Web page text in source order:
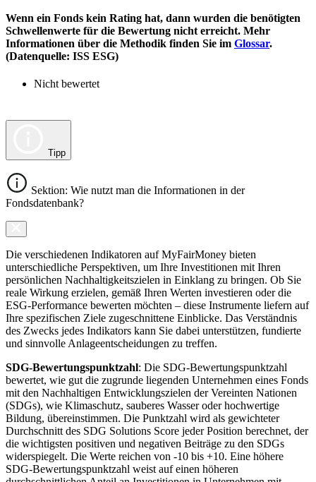
Wenn ein Fonds kein Rating hat, dann wurden die benötigten
Schwellenwerte für die Bewertung nicht erreicht. Mehr
Informationen über die Methodik finden Sie im Glossar.
(Datenquelle: ISS ESG)
Nicht bewertet
Tipp
Sektion: Wie nutzt man die Informationen in der
Fondsdatenbank?
Die verschiedenen Indikatoren auf MyFairMoney bieten
unterschiedliche Perspektiven, um Ihre Investitionen mit Ihren
persönlichen Nachhaltigkeitszielen in Einklang zu bringen. Ob Sie
reale Wirkung erzielen, gemäß Ihren Werten investieren oder die
ESG-Performance bewerten möchten – diese Instrumente liefern auf
Ihre spezifischen Ziele zugeschnittene Einblicke. Das Verständnis
des Zwecks jedes Indikators kann Sie dabei unterstützen, fundierte
und sinnvolle Anlageentscheidungen zu treffen.
SDG-Bewertungspunktzahl: Die SDG-Bewertungspunktzahl
bewertet, wie gut die zugrunde liegenden Unternehmen eines Fonds
mit den Nachhaltigen Entwicklungszielen der Vereinten Nationen
(SDGs), wie Klimaschutz, sauberes Wasser oder hochwertige
Bildung, übereinstimmen. Die Punktzahl wird als gewichteter
Durchschnitt des SDG Solutions Score jeder Position berechnet, der
die wichtigsten positiven und negativen Beiträge zu den SDGs
widerspiegelt. Die Werte reichen von -10 bis +10. Eine höhere
SDG-Bewertungspunktzahl weist auf einen höheren